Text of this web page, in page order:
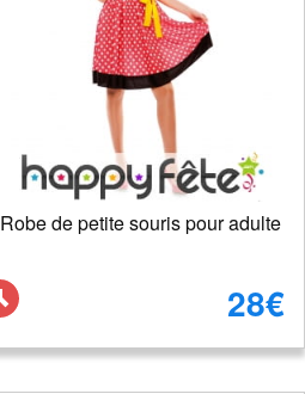
Robe de petite souris pour adulte
28€